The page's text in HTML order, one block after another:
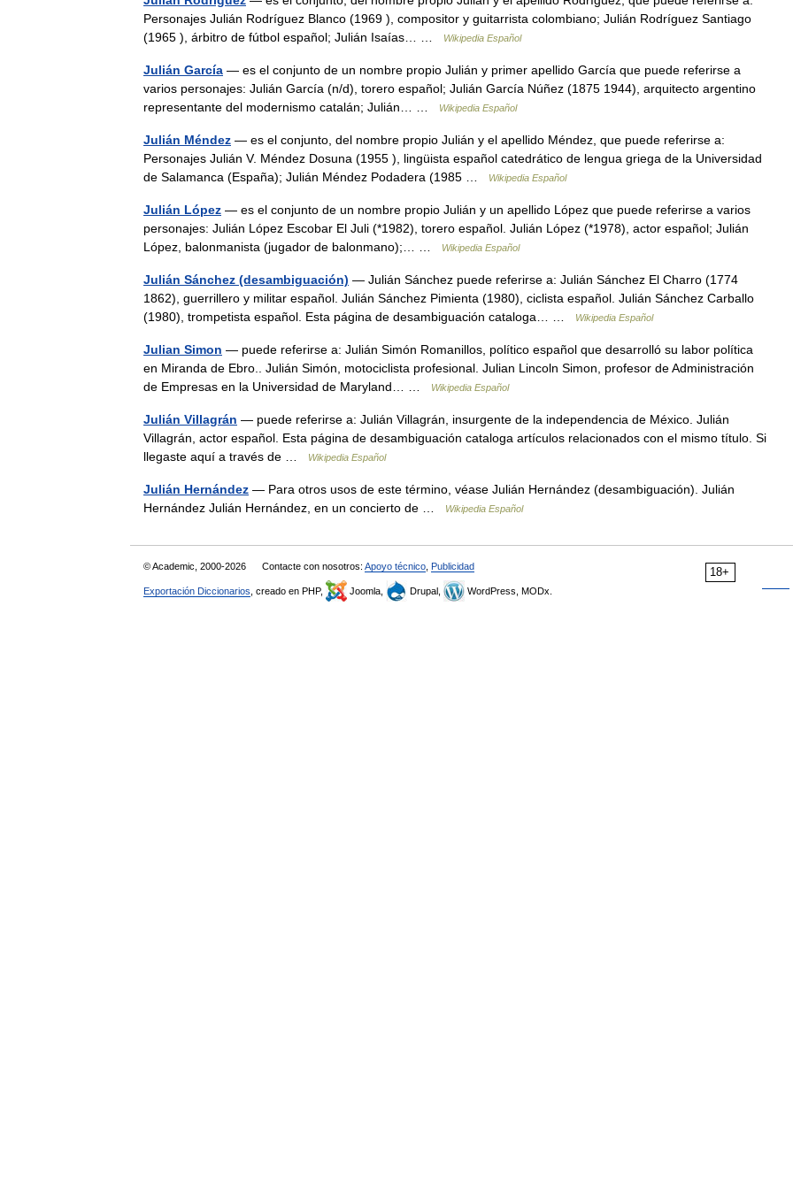
Personajes Julián Rodríguez Blanco (1969 ), compositor y guitarrista colombiano; Julián Rodríguez Santiago
(1965 ), árbitro de fútbol español; Julián Isaías… …
Wikipedia Español
Julián García — es el conjunto de un nombre propio Julián y primer apellido García que puede referirse a
varios personajes: Julián García (n/d), torero español; Julián García Núñez (1875 1944), arquitecto argentino
representante del modernismo catalán; Julián… …
Wikipedia Español
Julián Méndez — es el conjunto, del nombre propio Julián y el apellido Méndez, que puede referirse a:
Personajes Julián V. Méndez Dosuna (1955 ), lingüista español catedrático de lengua griega de la Universidad
de Salamanca (España); Julián Méndez Podadera (1985 …
Wikipedia Español
Julián López — es el conjunto de un nombre propio Julián y un apellido López que puede referirse a varios
personajes: Julián López Escobar El Juli (*1982), torero español. Julián López (*1978), actor español; Julián
López, balonmanista (jugador de balonmano);… …
Wikipedia Español
Julián Sánchez (desambiguación) — Julián Sánchez puede referirse a: Julián Sánchez El Charro (1774
1862), guerrillero y militar español. Julián Sánchez Pimienta (1980), ciclista español. Julián Sánchez Carballo
(1980), trompetista español. Esta página de desambiguación cataloga… …
Wikipedia Español
Julian Simon — puede referirse a: Julián Simón Romanillos, político español que desarrolló su labor política
en Miranda de Ebro.. Julián Simón, motociclista profesional. Julian Lincoln Simon, profesor de Administración
de Empresas en la Universidad de Maryland… …
Wikipedia Español
Julián Villagrán — puede referirse a: Julián Villagrán, insurgente de la independencia de México. Julián
Villagrán, actor español. Esta página de desambiguación cataloga artículos relacionados con el mismo título. Si
llegaste aquí a través de …
Wikipedia Español
Julián Hernández — Para otros usos de este término, véase Julián Hernández (desambiguación). Julián
Hernández Julián Hernández, en un concierto de …
Wikipedia Español
18+
© Academic, 2000-2026 Contacte con nosotros: Apoyo técnico Publicidad
Exportación Diccionarios , creado en PHP, Joomla, Drupal, WordPress, MODx.